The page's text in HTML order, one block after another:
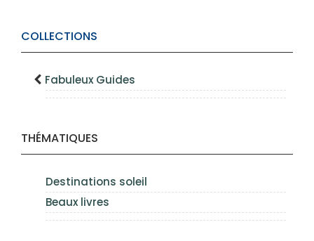
COLLECTIONS
Fabuleux Guides
THÉMATIQUES
Destinations soleil
Beaux livres